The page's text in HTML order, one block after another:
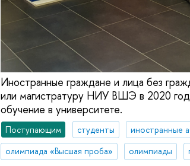
Иностранные граждане и лица без
или магистратуру НИУ ВШЭ в 2020
обучение в университете.
Поступающим студенты иностранные
олимпиада «Высшая проба»
олимпиады